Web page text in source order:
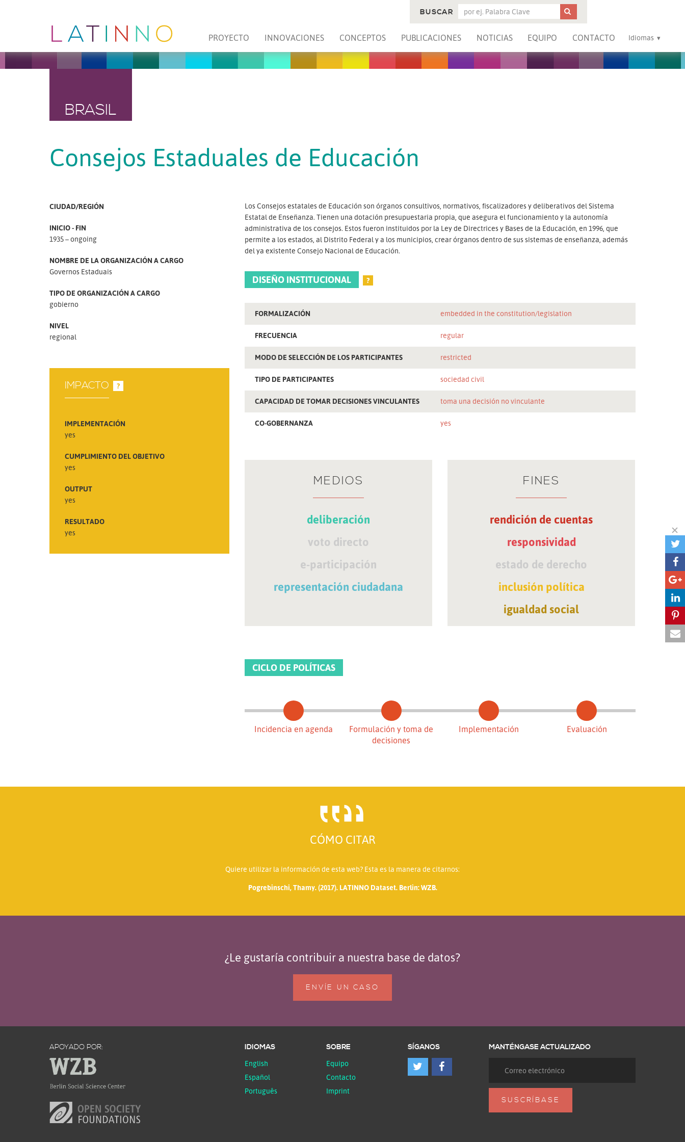
PROYECTO INNOVACIONES CONCEPTOS PUBLICACIONES NOTICIAS EQUIPO CONTACTO Idiomas
BUSCAR
BRASIL
Consejos Estaduales de Educación
CIUDAD/REGIÓN
INICIO - FIN
1935 – ongoing
NOMBRE DE LA ORGANIZACIÓN A CARGO
Governos Estaduais
TIPO DE ORGANIZACIÓN A CARGO
gobierno
NIVEL
regional
IMPACTO ?
IMPLEMENTACIÓN
yes
CUMPLIMIENTO DEL OBJETIVO
yes
OUTPUT
yes
RESULTADO
yes
Los Consejos estatales de Educación son órganos consultivos, normativos, fiscalizadores y deliberativos del Sistema
Estatal de Enseñanza. Tienen una dotación presupuestaria propia, que asegura el funcionamiento y la autonomía
administrativa de los consejos. Estos fueron instituidos por la Ley de Directrices y Bases de la Educación, en 1996, que
permite a los estados, al Distrito Federal y a los municipios, crear órganos dentro de sus sistemas de enseñanza, además
del ya existente Consejo Nacional de Educación.
DISEÑO INSTITUCIONAL ?
FORMALIZACIÓN embedded in the constitution/legislation
FRECUENCIA regular
MODO DE SELECCIÓN DE LOS PARTICIPANTES restricted
TIPO DE PARTICIPANTES sociedad civil
CAPACIDAD DE TOMAR DECISIONES VINCULANTES toma una decisión no vinculante
CO-GOBERNANZA yes
MEDIOS
deliberación
voto directo
e-participación
representación ciudadana
FINES
rendición de cuentas
responsividad
estado de derecho
inclusión política
igualdad social
CICLO DE POLÍTICAS
Incidencia en agenda
Formulación y toma de
decisiones
Implementación Evaluación
CÓMO CITAR
Quiere utilizar la información de esta web? Esta es la manera de citarnos:
Pogrebinschi, Thamy. (2017). LATINNO Dataset. Berlin: WZB.
¿Le gustaría contribuir a nuestra base de datos?
ENVÍE UN CASO
APOYADO POR: IDIOMAS
English
Español
Português
SOBRE
Equipo
Contacto
Imprint
SÍGANOS MANTÉNGASE ACTUALIZADO